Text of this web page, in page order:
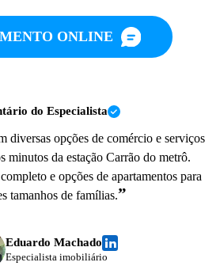
ONLINE
do Especialista
diversas opções de comércio e serviços
minutos da estação Carrão do metrô.
e opções de apartamentos para
tamanhos de famílias.”
Eduardo Machado
Especialista imobiliário